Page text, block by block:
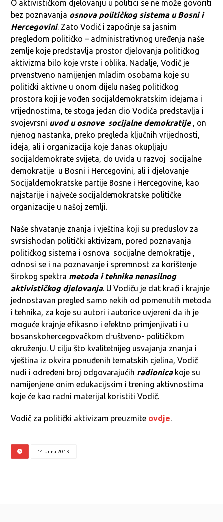
O aktivističkom djelovanju u politici se ne može govoriti
bez poznavanja osnova političkog sistema u Bosni i
Hercegovini. Zato Vodič i započinje sa jasnim
pregledom političko – administrativnog uređenja naše
zemlje koje predstavlja prostor djelovanja političkog
aktivizma bilo koje vrste i oblika. Nadalje, Vodič je
prvenstveno namijenjen mladim osobama koje su
politički aktivne u onom dijelu našeg političkog
prostora koji je vođen socijaldemokratskim idejama i
vrijednostima, te stoga jedan dio Vodiča predstavlja i
svojevrsni uvod u osnove socijalne demokratije, on
njenog nastanka, preko pregleda ključnih vrijednosti,
ideja, ali i organizacija koje danas okupljaju
socijaldemokrate svijeta, do uvida u razvoj socijalne
demokratije u Bosni i Hercegovini, ali i djelovanje
Socijaldemokratske partije Bosne i Hercegovine, kao
najstarije i najveće socijaldemokratske političke
organizacije u našoj zemlji.
Naše shvatanje znanja i vještina koji su preduslov za
svrsishodan politički aktivizam, pored poznavanja
političkog sistema i osnova socijalne demokratije ,
odnosi se i na poznavanje i spremnost za korištenje
širokog spektra metoda i tehnika nenasilnog
aktivističkog djelovanja. U Vodiču je dat kraći i krajnje
jednostavan pregled samo nekih od pomenutih metoda
i tehnika, za koje su autori i autorice uvjereni da ih je
moguće krajnje efikasno i efektno primjenjivati i u
bosanskohercegovačkom društveno- političkom
okruženju. U cilju što kvalitetnijeg usvajanja znanja i
vještina iz okvira ponuđenih tematskih cjelina, Vodič
nudi i određeni broj odgovarajućih radionicakoje su
namijenjene onim edukacijskim i trening aktivnostima
koje će kao radni materijal koristiti Vodič.
Vodič za politički aktivizam preuzmite ovdje.
14. Juna 2013.